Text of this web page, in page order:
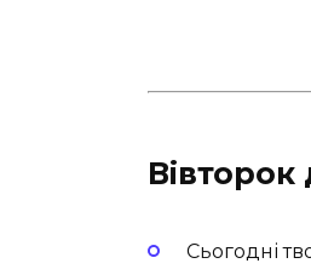
Сьогодні